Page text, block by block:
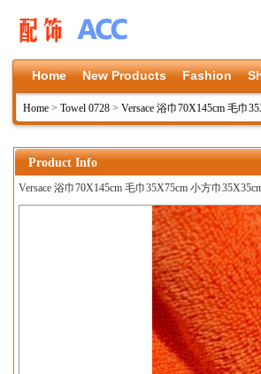
Home New Products Fashion
Home > Towel 0728 > Versace 浴巾70X145cm 毛巾
Product Info
Versace 浴巾70X145cm 毛巾35X75cm 小方巾